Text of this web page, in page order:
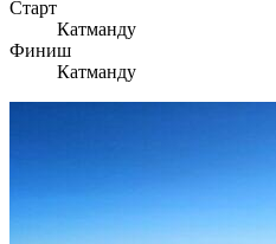
Старт
Катманду
Финиш
Катманду